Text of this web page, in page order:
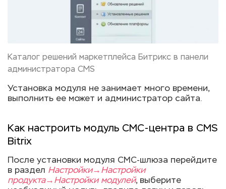
Каталог решений маркетплейса Битрикс в панели
администратора CMS
Установка модуля не занимает много времени,
выполнить ее может и администратор сайта.
Как настроить модуль СМС-центра в CMS
Bitrix
После установки модуля СМС-шлюза перейдите
в раздел Настройки→Настройки
продукта→Настройки модулей, выберите